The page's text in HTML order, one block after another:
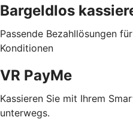
Bargeldlos
Passende Bezahllösungen
Konditionen
VR PayMe
Kassieren Sie mit Ihrem
unterwegs.